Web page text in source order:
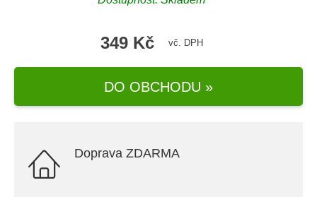
349 Kč vč. DPH
DO OBCHODU »
Doprava ZDARMA